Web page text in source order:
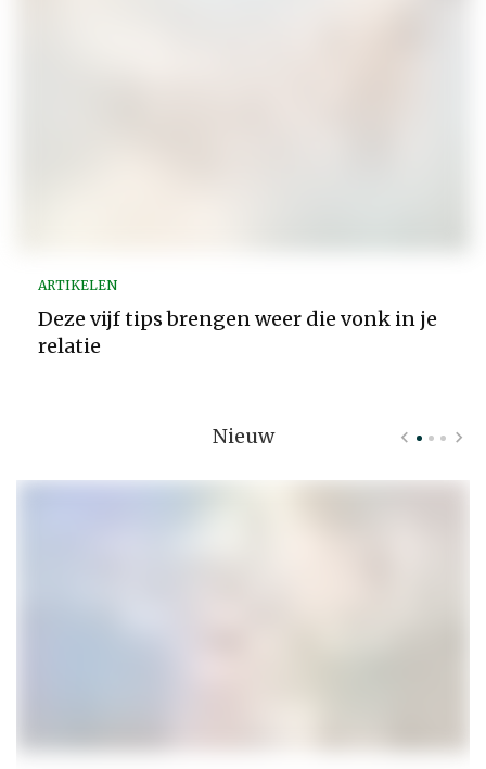
ARTIKELEN
Deze vijf tips brengen weer die vonk in je
relatie
Nieuw